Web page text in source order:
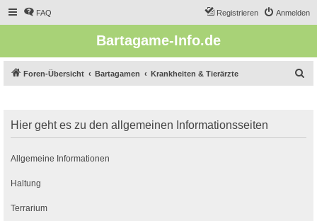
FAQ Anmelden
Registrieren
Bartagame-Info.de
Foren-Übersicht Bartagamen Krankheiten & Tierärzte
e
Hier geht es zu den allgemeinen Informationsseiten
Allgemeine Informationen
Haltung
Terrarium